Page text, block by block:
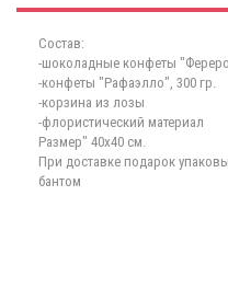
Состав:
-шоколадные конфеты
-конфеты "Рафаэлло", 300 гр.
-корзина из лозы
-флористический материал
Размер" 40х40 см.
При доставке подарок
бантом